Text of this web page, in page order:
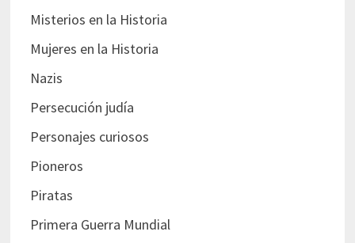
Misterios en la Historia
Mujeres en la Historia
Nazis
Persecución judía
Personajes curiosos
Pioneros
Piratas
Primera Guerra Mundial